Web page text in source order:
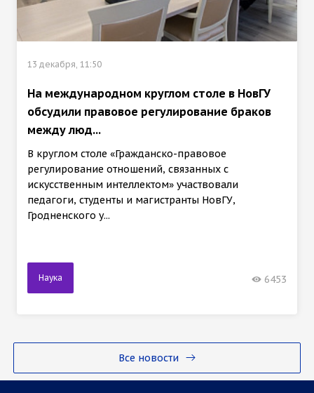
Все новости
13 декабря, 11:50
На международном круглом столе в НовГУ
обсудили правовое регулирование браков
между люд...
В круглом столе «Гражданско-правовое
регулирование отношений, связанных с
искусственным интеллектом» участвовали
педагоги, студенты и магистранты НовГУ,
Гродненского у...
Наука 6453